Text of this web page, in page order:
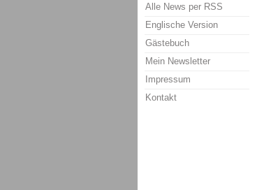
Alle News per RSS
Englische Version
Gästebuch
Mein Newsletter
Impressum
Kontakt